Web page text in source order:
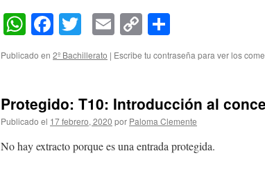
WhatsApp
Facebook
TwitterEmail
Copy
Link
Publicado en 2º Bachillerato | Escribe tu contraseña para ver los
Protegido: T10: Introducción al
Publicado el 17 febrero, 2020 por Paloma Clemente
No hay extracto porque es una entrada protegida.